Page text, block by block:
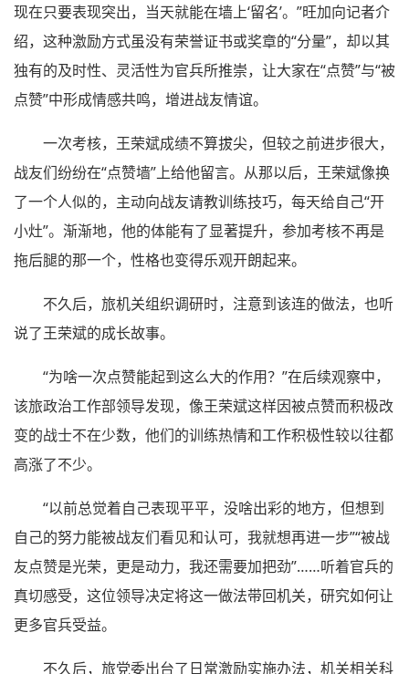
现在只要表现突出，当天就能在墙上‘留名’。”旺加向记者介
绍，这种激励方式虽没有荣誉证书或奖章的“分量”，却以其
独有的及时性、灵活性为官兵所推崇，让大家在“点赞”与“被
点赞”中形成情感共鸣，增进战友情谊。
一次考核，王荣斌成绩不算拔尖，但较之前进步很大，
战友们纷纷在“点赞墙”上给他留言。从那以后，王荣斌像换
了一个人似的，主动向战友请教训练技巧，每天给自己“开
小灶”。渐渐地，他的体能有了显著提升，参加考核不再是
拖后腿的那一个，性格也变得乐观开朗起来。
不久后，旅机关组织调研时，注意到该连的做法，也听
说了王荣斌的成长故事。
“为啥一次点赞能起到这么大的作用？”在后续观察中，
该旅政治工作部领导发现，像王荣斌这样因被点赞而积极改
变的战士不在少数，他们的训练热情和工作积极性较以往都
高涨了不少。
“以前总觉着自己表现平平，没啥出彩的地方，但想到
自己的努力能被战友们看见和认可，我就想再进一步”“被战
友点赞是光荣，更是动力，我还需要加把劲”……听着官兵的
真切感受，这位领导决定将这一做法带回机关，研究如何让
更多官兵受益。
不久后，旅党委出台了日常激励实施办法，机关相关科